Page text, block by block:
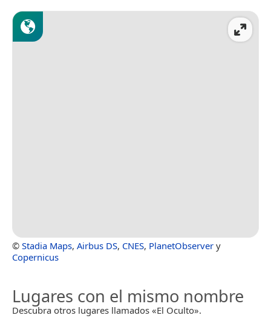
© Stadia Maps, Airbus DS, CNES, PlanetObserver y
Copernicus
Lugares con el mismo nombre
Descubra otros lugares llamados «El Oculto».